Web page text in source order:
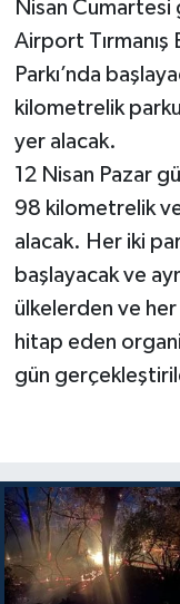
Nisan Cumartesi
Airport Tırmanış
Parkı’nda
kilometrelik
yer alacak.
12 Nisan Pazar
98 kilometrelik
alacak. Her iki
başlayacak ve
ülkelerden ve her
hitap eden
gün